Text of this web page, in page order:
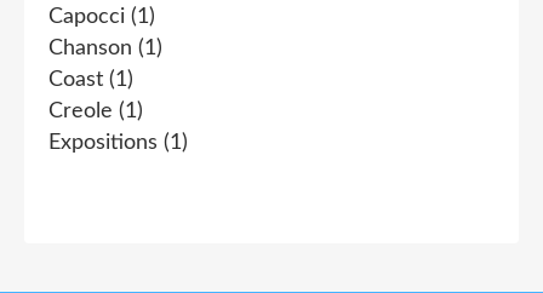
Capocci (1)
Chanson (1)
Coast (1)
Creole (1)
Expositions (1)